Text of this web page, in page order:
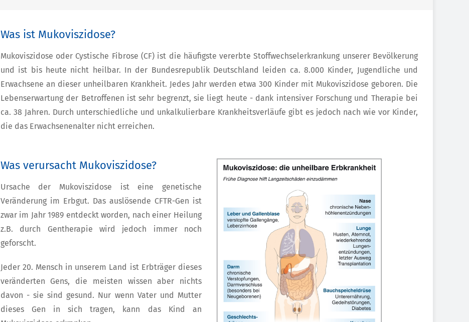
Was ist Mukoviszidose?
Mukoviszidose oder Cystische Fibrose (CF) ist die häufigste vererbte Stoffwechselerkrankung unserer Bevölkerung
und ist bis heute nicht heilbar. In der Bundesrepublik Deutschland leiden ca. 8.000 Kinder, Jugendliche und
Erwachsene an dieser unheilbaren Krankheit. Jedes Jahr werden etwa 300 Kinder mit Mukoviszidose geboren. Die
Lebenserwartung der Betroffenen ist sehr begrenzt, sie liegt heute - dank intensiver Forschung und Therapie bei
ca. 38 Jahren. Durch unterschiedliche und unkalkulierbare Krankheitsverläufe gibt es jedoch nach wie vor Kinder,
die das Erwachsenenalter nicht erreichen.
Was verursacht Mukoviszidose?
Ursache der Mukoviszidose ist eine genetische
Veränderung im Erbgut. Das auslösende CFTR-Gen ist
zwar im Jahr 1989 entdeckt worden, nach einer Heilung
z.B. durch Gentherapie wird jedoch immer noch
geforscht.
Jeder 20. Mensch in unserem Land ist Erbträger dieses
veränderten Gens, die meisten wissen aber nichts
davon - sie sind gesund. Nur wenn Vater und Mutter
dieses Gen in sich tragen, kann das Kind an